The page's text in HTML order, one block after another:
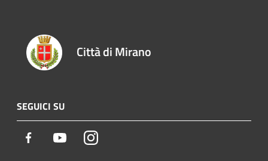
Città di Mirano
SEGUICI SU
Facebook YoutubeInstagram